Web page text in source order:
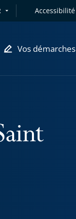
Accessibilité
Vos démarches